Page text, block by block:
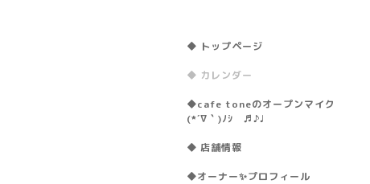
◆ トップページ
◆ カレンダー
◆cafe toneのオープンマイク
(*´∇｀)ﾉｼ ♬♪♩
◆ 店舗情報
◆オーナー✨プロフィール